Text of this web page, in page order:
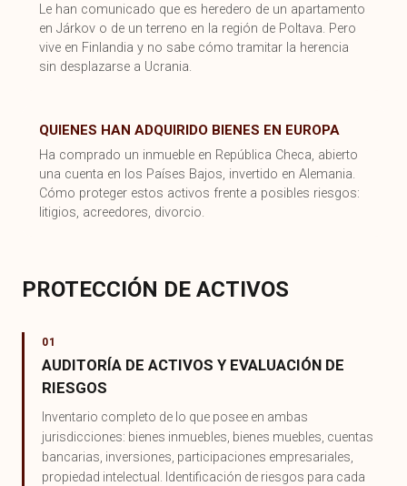
Le han comunicado que es heredero de un apartamento
en Járkov o de un terreno en la región de Poltava. Pero
vive en Finlandia y no sabe cómo tramitar la herencia
sin desplazarse a Ucrania.
QUIENES HAN ADQUIRIDO BIENES EN EUROPA
Ha comprado un inmueble en República Checa, abierto
una cuenta en los Países Bajos, invertido en Alemania.
Cómo proteger estos activos frente a posibles riesgos:
litigios, acreedores, divorcio.
PROTECCIÓN DE ACTIVOS
01
AUDITORÍA DE ACTIVOS Y EVALUACIÓN DE
RIESGOS
Inventario completo de lo que posee en ambas
jurisdicciones: bienes inmuebles, bienes muebles, cuentas
bancarias, inversiones, participaciones empresariales,
propiedad intelectual. Identificación de riesgos para cada